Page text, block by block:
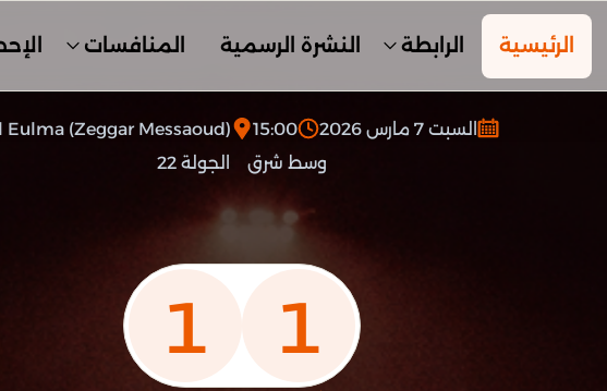
الرئيسية الرابطة النشرة الرسمية المنافسات
السبت 7 مارس 2026 15:00
Eulma (Zeggar Messaoud)
وسط شرق
الجولة 22
1
1